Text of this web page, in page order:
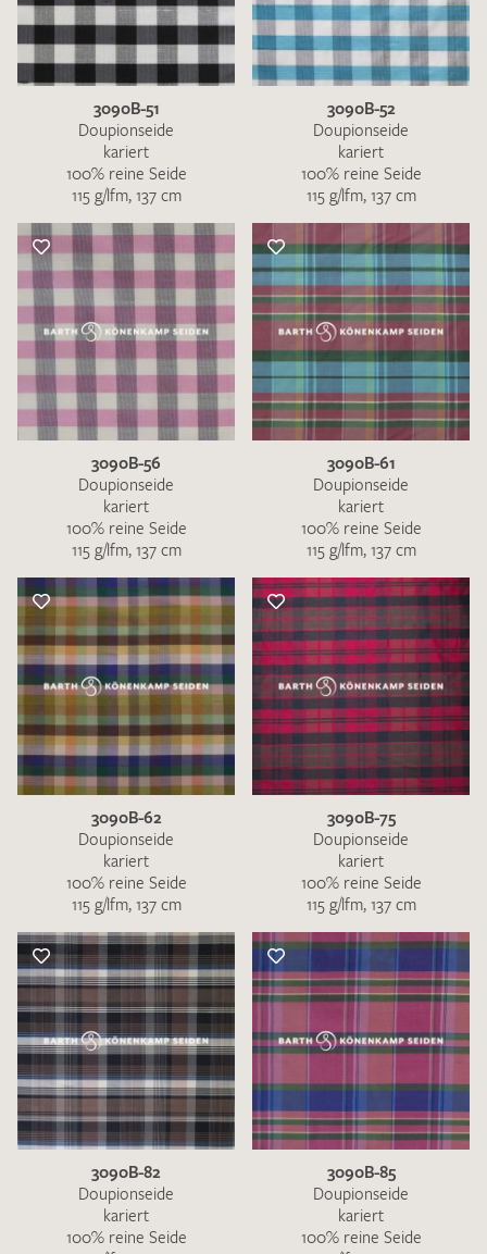
3090B-51
Doupionseide
kariert
100% reine Seide
115 g/lfm, 137 cm
3090B-52
Doupionseide
kariert
100% reine Seide
115 g/lfm, 137 cm
3090B-56
Doupionseide
kariert
100% reine Seide
115 g/lfm, 137 cm
3090B-61
Doupionseide
kariert
100% reine Seide
115 g/lfm, 137 cm
3090B-62
Doupionseide
kariert
100% reine Seide
115 g/lfm, 137 cm
3090B-75
Doupionseide
kariert
100% reine Seide
115 g/lfm, 137 cm
3090B-82
Doupionseide
kariert
100% reine Seide
3090B-85
Doupionseide
kariert
100% reine Seide